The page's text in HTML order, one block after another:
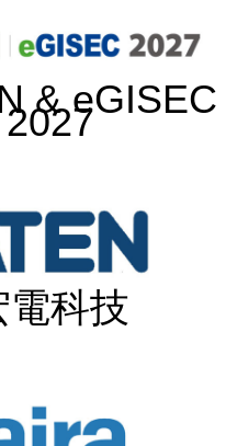
& eGISEC
2027
電科技